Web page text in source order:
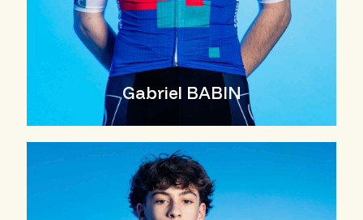
Gabriel BABIN